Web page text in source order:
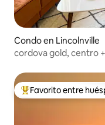
Condo en Lincolnville
cordova gold, centro
Favorito entre
Favorito entre